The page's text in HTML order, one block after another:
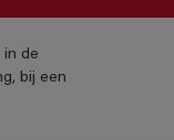
in de
bij een